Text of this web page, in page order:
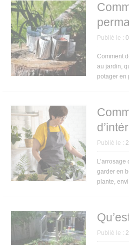
Publié le :
Comment
au jardin,
potager en
Publié le :
garder en
plante,
Publié le :